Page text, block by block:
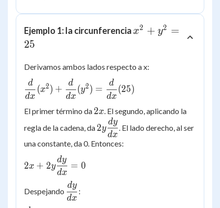
Ejemplo 1: la circunferenciax^2
=
x2 + y2 =
25
Derivamos ambos lados respecto a x:
\dfrac{d}
{dx}
(x^2) +
\dfrac{d}
{dx}
(y^2) =
{dx}(25)
dx
d
(x2 ) +
dx
d
(y2 ) =
dx
d
(25)
El primer término da 2x
2x . El segundo, aplicando la
regla de la cadena, da 2y
\dfrac{dy}
{dx}
2y
dx
dy
. El lado derecho, al ser
una constante, da 0. Entonces:
2x + 2y
\dfrac{dy}
2x + 2y
dx
dy
= 0
Despejando \dfrac{dy}
{dx}
dx
dy
: